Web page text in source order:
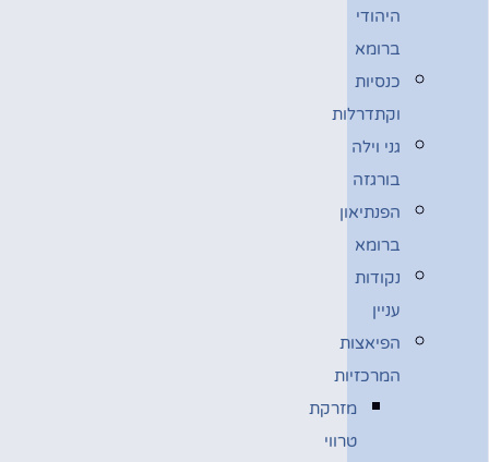
היהודי
ברומא
כנסיות
וקתדרלות
גני וילה
בורגזה
הפנתיאון
ברומא
נקודות
עניין
הפיאצות
המרכזיות
מזרקת
טרווי